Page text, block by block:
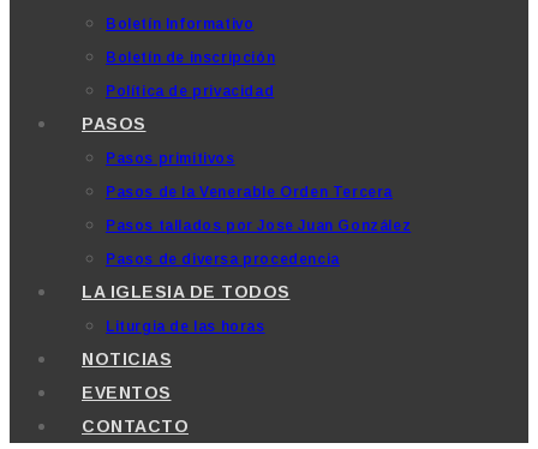
Boletín Informativo
Boletín de inscripción
Política de privacidad
PASOS
Pasos primitivos
Pasos de la Venerable Orden Tercera
Pasos tallados por Jose Juan González
Pasos de diversa procedencia
LA IGLESIA DE TODOS
Liturgia de las horas
NOTICIAS
EVENTOS
CONTACTO